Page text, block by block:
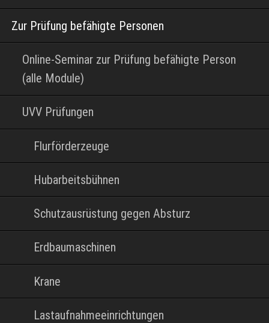
Zur Prüfung befähigte Personen
Online-Seminar zur Prüfung befähigte Person
(alle Module)
UVV Prüfungen
Flurförderzeuge
Hubarbeitsbühnen
Schutzausrüstung gegen Absturz
Erdbaumaschinen
Krane
Lastaufnahmeeinrichtungen